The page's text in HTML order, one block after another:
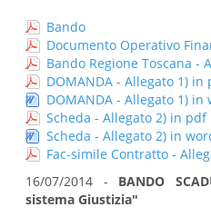
Bando
Documento Operativo
Bando Regione Toscana -
DOMANDA - Allegato 1) in
DOMANDA - Allegato 1) in
Scheda - Allegato 2) in pdf
Scheda - Allegato 2) in
Fac-simile Contratto -
16/07/2014 - BANDO
sistema Giustizia"